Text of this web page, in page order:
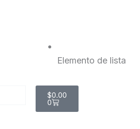
Elemento de lista
$0.00
0